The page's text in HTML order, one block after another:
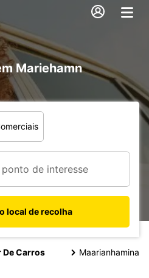
Mariehamn
local de recolha
De Carros
Maarianhamina